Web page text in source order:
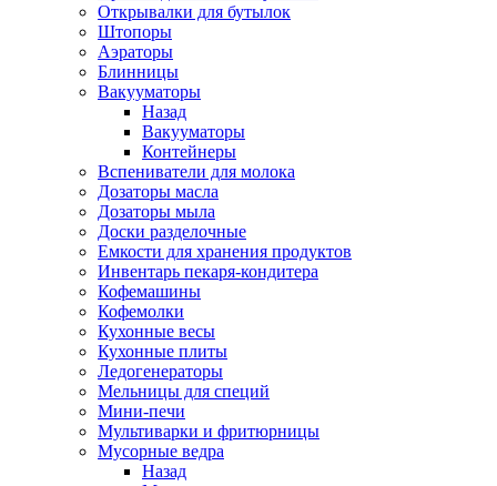
Открывалки для бутылок
Штопоры
Аэраторы
Блинницы
Вакууматоры
Назад
Вакууматоры
Контейнеры
Вспениватели для молока
Дозаторы масла
Дозаторы мыла
Доски разделочные
Емкости для хранения продуктов
Инвентарь пекаря-кондитера
Кофемашины
Кофемолки
Кухонные весы
Кухонные плиты
Ледогенераторы
Мельницы для специй
Мини-печи
Мультиварки и фритюрницы
Мусорные ведра
Назад